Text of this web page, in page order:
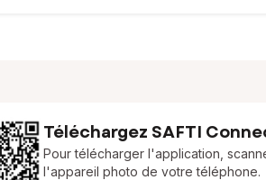
Téléchargez SAFTI
Pour télécharger l'application,
l'appareil photo de votre téléphone.